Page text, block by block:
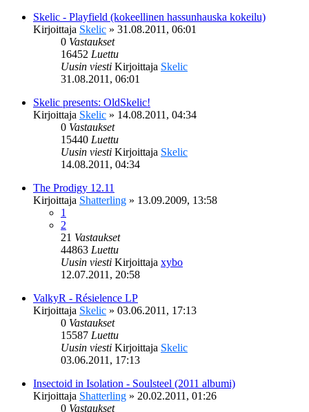
Skelic - Playfield (kokeellinen hassunhauska kokeilu)
Kirjoittaja Skelic » 31.08.2011, 06:01
0 Vastaukset
16452 Luettu
Uusin viesti Kirjoittaja Skelic
31.08.2011, 06:01
Skelic presents: OldSkelic!
Kirjoittaja Skelic » 14.08.2011, 04:34
0 Vastaukset
15440 Luettu
Uusin viesti Kirjoittaja Skelic
14.08.2011, 04:34
The Prodigy 12.11
Kirjoittaja Shatterling » 13.09.2009, 13:58
1
2
21 Vastaukset
44863 Luettu
Uusin viesti Kirjoittaja xybo
12.07.2011, 20:58
ValkyR - Résielence LP
Kirjoittaja Skelic » 03.06.2011, 17:13
0 Vastaukset
15587 Luettu
Uusin viesti Kirjoittaja Skelic
03.06.2011, 17:13
Insectoid in Isolation - Soulsteel (2011 albumi)
Kirjoittaja Shatterling » 20.02.2011, 01:26
0 Vastaukset